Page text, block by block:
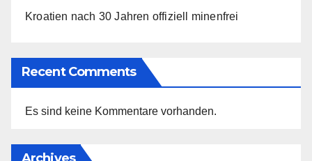
Kroatien nach 30 Jahren offiziell minenfrei
Recent Comments
Es sind keine Kommentare vorhanden.